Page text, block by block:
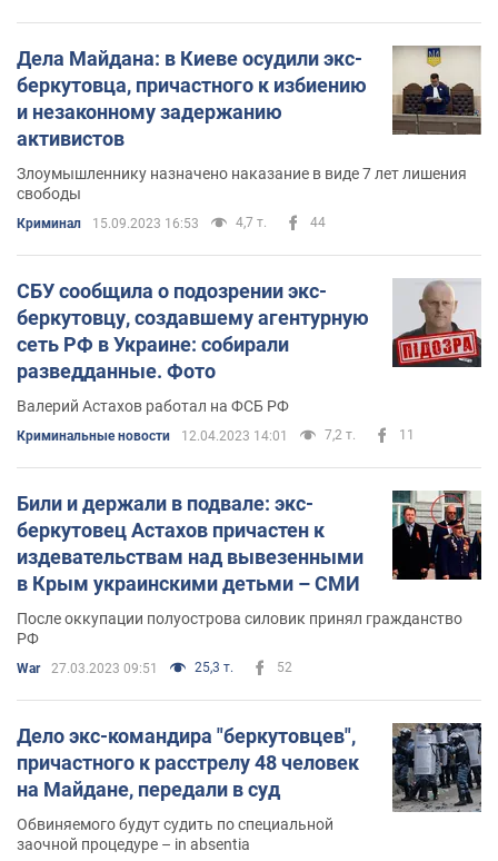
Дела Майдана: в Киеве осудили экс-
беркутовца, причастного к избиению
и незаконному задержанию
активистов
Злоумышленнику назначено наказание в виде 7 лет лишения
свободы
Криминал 15.09.2023 16:53 4,7 т. 44
СБУ сообщила о подозрении экс-
беркутовцу, создавшему агентурную
сеть РФ в Украине: собирали
разведданные. Фото
Валерий Астахов работал на ФСБ РФ
Криминальные новости 12.04.2023 14:01 7,2 т. 11
Били и держали в подвале: экс-
беркутовец Астахов причастен к
издевательствам над вывезенными
в Крым украинскими детьми – СМИ
После оккупации полуострова силовик принял гражданство
РФ
War 27.03.2023 09:51 25,3 т. 52
Дело экс-командира "беркутовцев",
причастного к расстрелу 48 человек
на Майдане, передали в суд
Обвиняемого будут судить по специальной
заочной процедуре – in absentia